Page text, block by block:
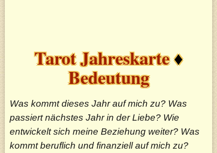
Tarot Jahreskarte♦
Bedeutung
Was kommt dieses Jahr auf mich zu? Was
passiert nächstes Jahr in der Liebe? Wie
entwickelt sich meine Beziehung weiter? Was
kommt beruflich und finanziell auf mich zu?